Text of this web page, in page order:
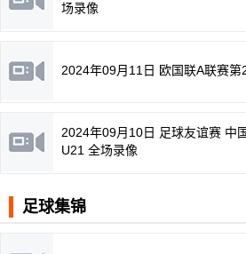
场录像
2024年09月11日 欧国联A联赛
2024年09月10日 足球友谊赛 中
U21 全场录像
足球集锦